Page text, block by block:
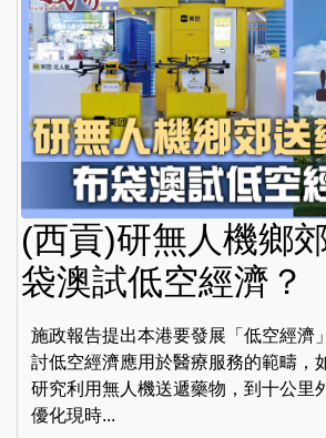
(西貢)研無人機鄉
袋澳試低空經濟？
施政報告提出本港要發展「低空經濟
討低空經濟應用於醫療服務的範疇，
研究利用無人機送遞藥物，到十公里
優化現時...